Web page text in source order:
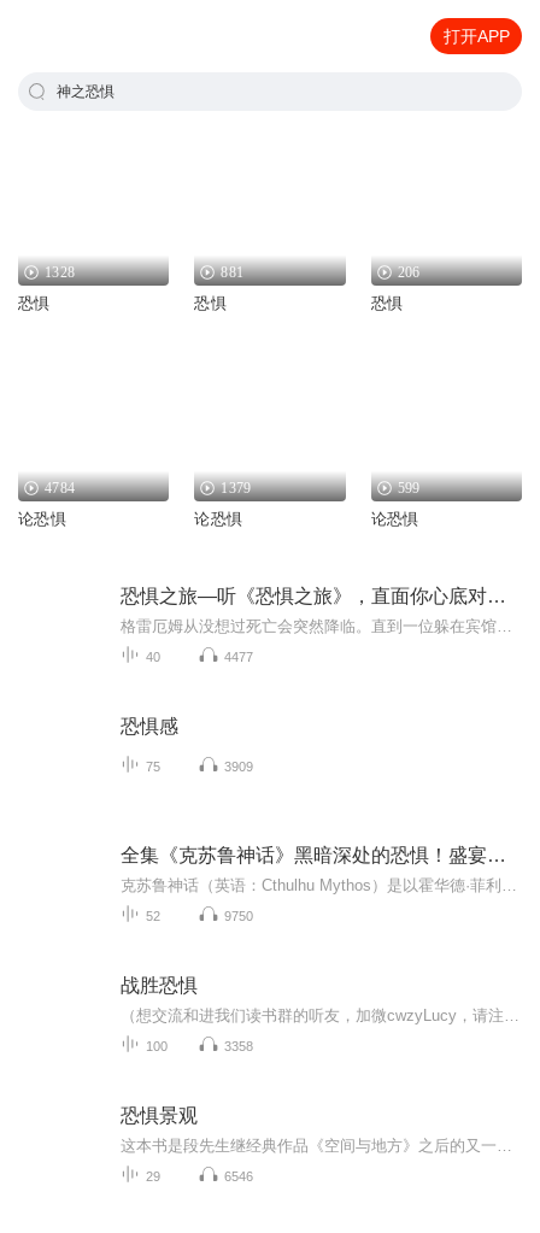
打开APP
神之恐惧
1328
恐惧
881
恐惧
206
恐惧
4784
论恐惧
1379
论恐惧
599
论恐惧
恐惧之旅—听《恐惧之旅》，直面你心底对死亡的恐惧！
40 4477
恐惧感
75 3909
全集《克苏鲁神话》黑暗深处的恐惧！盛宴感受未知恐惧
52 9750
战胜恐惧
100 3358
恐惧景观
29 6546